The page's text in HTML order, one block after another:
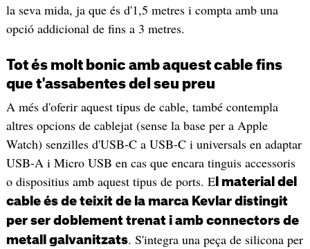
la seva mida, ja que és d'1,5 metres i compta amb una
opció addicional de fins a 3 metres.
Tot és molt bonic amb aquest cable fins
que t'assabentes del seu preu
A més d'oferir aquest tipus de cable, també contempla
altres opcions de cablejat (sense la base per a Apple
Watch) senzilles d'USB-C a USB-C i universals en adaptar
USB-A i Micro USB en cas que encara tinguis accessoris
o dispositius amb aquest tipus de ports. El material del
cable és de teixit de la marca Kevlar distingit
per ser doblement trenat i amb connectors de
metall galvanitzats. S'integra una peça de silicona per